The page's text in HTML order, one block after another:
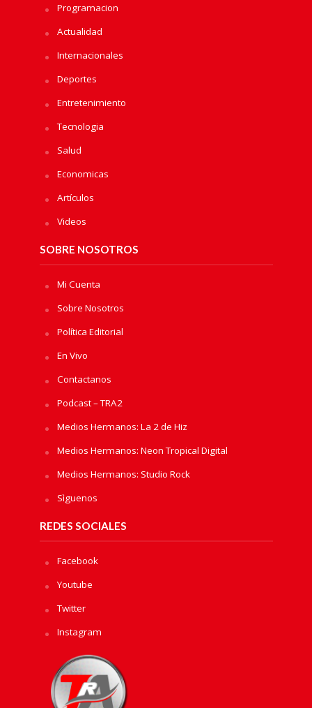
Programacion
Actualidad
Internacionales
Deportes
Entretenimiento
Tecnologia
Salud
Economicas
Artículos
Videos
SOBRE NOSOTROS
Mi Cuenta
Sobre Nosotros
Política Editorial
En Vivo
Contactanos
Podcast – TRA2
Medios Hermanos: La 2 de Hiz
Medios Hermanos: Neon Tropical Digital
Medios Hermanos: Studio Rock
Sìguenos
REDES SOCIALES
Facebook
Youtube
Twitter
Instagram